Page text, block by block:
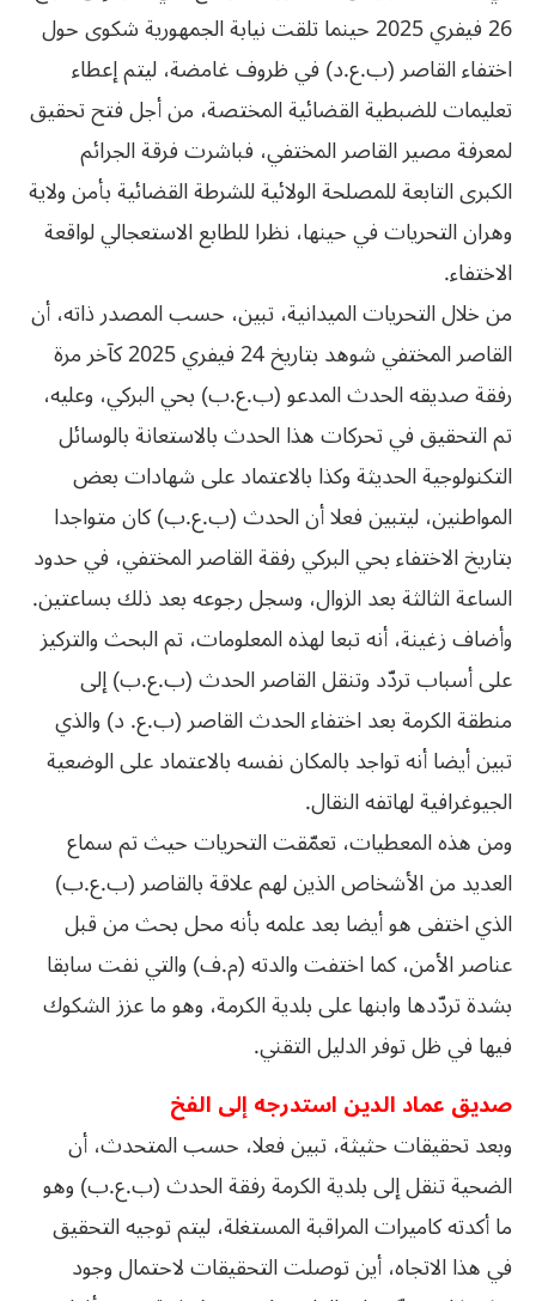
26 فيفري 2025 حينما تلقت نيابة الجمهورية شكوى حول
اختفاء القاصر (ب.ع.د) في ظروف غامضة، ليتم إعطاء
تعليمات للضبطية القضائية المختصة، من أجل فتح تحقيق
لمعرفة مصير القاصر المختفي، فباشرت فرقة الجرائم
الكبرى التابعة للمصلحة الولائية للشرطة القضائية بأمن ولاية
وهران التحريات في حينها، نظرا للطابع الاستعجالي لواقعة
الاختفاء.
من خلال التحريات الميدانية، تبين، حسب المصدر ذاته، أن
القاصر المختفي شوهد بتاريخ 24 فيفري 2025 كآخر مرة
رفقة صديقه الحدث المدعو (ب.ع.ب) بحي البركي، وعليه،
تم التحقيق في تحركات هذا الحدث بالاستعانة بالوسائل
التكنولوجية الحديثة وكذا بالاعتماد على شهادات بعض
المواطنين، ليتبين فعلا أن الحدث (ب.ع.ب) كان متواجدا
بتاريخ الاختفاء بحي البركي رفقة القاصر المختفي، في حدود
الساعة الثالثة بعد الزوال، وسجل رجوعه بعد ذلك بساعتين.
وأضاف زغينة، أنه تبعا لهذه المعلومات، تم البحث والتركيز
على أسباب تردّد وتنقل القاصر الحدث (ب.ع.ب) إلى
منطقة الكرمة بعد اختفاء الحدث القاصر (ب.ع. د) والذي
تبين أيضا أنه تواجد بالمكان نفسه بالاعتماد على الوضعية
الجيوغرافية لهاتفه النقال.
ومن هذه المعطيات، تعمّقت التحريات حيث تم سماع
العديد من الأشخاص الذين لهم علاقة بالقاصر (ب.ع.ب)
الذي اختفى هو أيضا بعد علمه بأنه محل بحث من قبل
عناصر الأمن، كما اختفت والدته (م.ف) والتي نفت سابقا
بشدة تردّدها وابنها على بلدية الكرمة، وهو ما عزز الشكوك
فيها في ظل توفر الدليل التقني.
صديق عماد الدين استدرجه إلى الفخ
وبعد تحقيقات حثيثة، تبين فعلا، حسب المتحدث، أن
الضحية تنقل إلى بلدية الكرمة رفقة الحدث (ب.ع.ب) وهو
ما أكدته كاميرات المراقبة المستغلة، ليتم توجيه التحقيق
في هذا الاتجاه، أين توصلت التحقيقات لاحتمال وجود